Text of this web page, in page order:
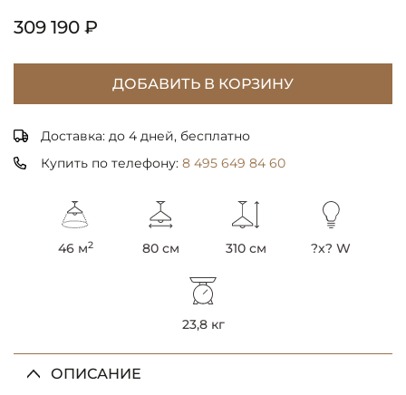
309 190 ₽
ДОБАВИТЬ В КОРЗИНУ
Доставка: до 4 дней, бесплатно
Купить по телефону: 8 495 649 84 60
46 м2 80 см 310 см ?x? W
23,8 кг
ОПИСАНИЕ